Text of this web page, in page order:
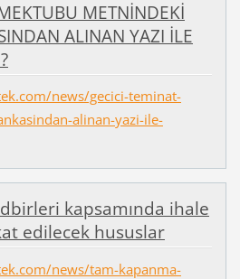
METNİNDEKİ
ALINAN YAZI İLE
news/gecici-teminat-
alinan-yazi-ile-
kapsamında ihale
edilecek hususlar
news/tam-kapanma-